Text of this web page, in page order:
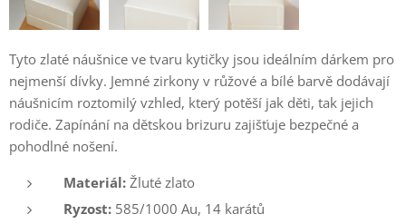
Tyto zlaté náušnice ve tvaru kytičky jsou ideálním dárkem pro
nejmenší dívky. Jemné zirkony v růžové a bílé barvě dodávají
náušnicím roztomilý vzhled, který potěší jak děti, tak jejich
rodiče. Zapínání na dětskou brizuru zajišťuje bezpečné a
pohodlné nošení.
Materiál: Žluté zlato
Ryzost: 585/1000 Au, 14 karátů